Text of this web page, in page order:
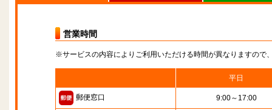
営業時間
※サービスの内容によりご利用いただける時間が異なりますので
平日
郵便窓口 9:00～17:00